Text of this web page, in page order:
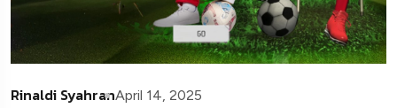
Rinaldi SyahranApril 14, 2025